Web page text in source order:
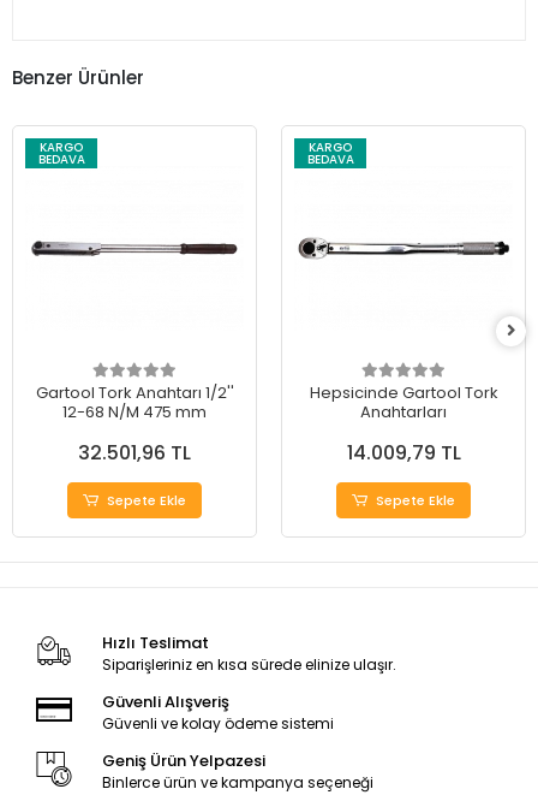
Benzer Ürünler
KARGO
BEDAVA
Gartool Tork Anahtarı 1/2''
12-68 N/M 475 mm
32.501,96 TL
Sepete Ekle
KARGO
BEDAVA
Hepsicinde Gartool Tork
Anahtarları
14.009,79 TL
Sepete Ekle
Hızlı Teslimat
Siparişleriniz en kısa sürede elinize ulaşır.
Güvenli Alışveriş
Güvenli ve kolay ödeme sistemi
Geniş Ürün Yelpazesi
Binlerce ürün ve kampanya seçeneği